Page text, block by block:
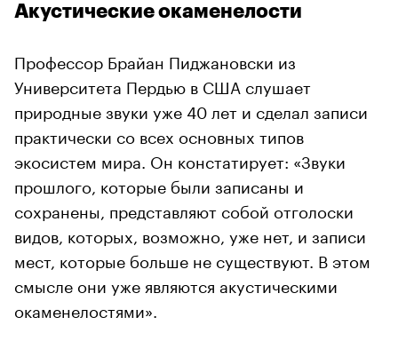
Акустические окаменелости
Профессор Брайан Пиджановски из
Университета Пердью в США слушает
природные звуки уже 40 лет и сделал записи
практически со всех основных типов
экосистем мира. Он констатирует: «Звуки
прошлого, которые были записаны и
сохранены, представляют собой отголоски
видов, которых, возможно, уже нет, и записи
мест, которые больше не существуют. В этом
смысле они уже являются акустическими
окаменелостями».